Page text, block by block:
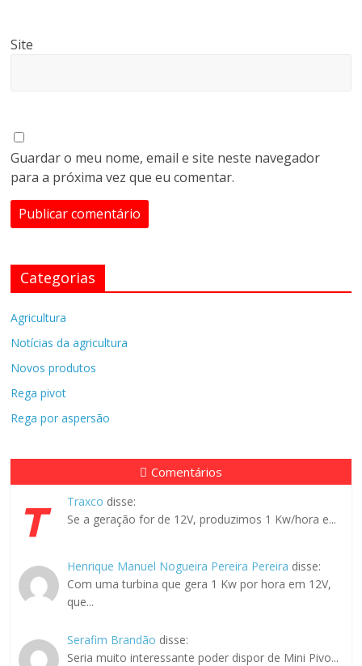
Site
Guardar o meu nome, email e site neste navegador
para a próxima vez que eu comentar.
Categorias
Agricultura
Notícias da agricultura
Novos produtos
Rega pivot
Rega por aspersão
Comentários
Traxco disse:
Se a geração for de 12V, produzimos 1 Kw/hora e...
Henrique Manuel Nogueira Pereira Pereira disse:
Com uma turbina que gera 1 Kw por hora em 12V,
que...
Serafim Brandão disse:
Seria muito interessante poder dispor de Mini Pivo...